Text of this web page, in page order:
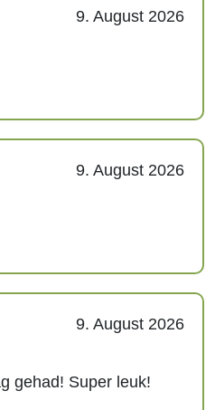
9. August 2026
9. August 2026
9. August 2026
gehad! Super leuk!